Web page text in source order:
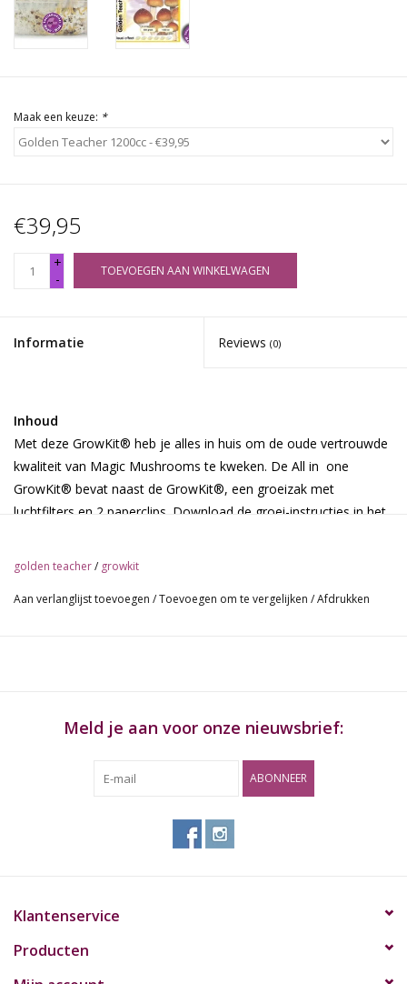
Maak een keuze: *
€39,95
+
-
TOEVOEGEN AAN WINKELWAGEN
Informatie Reviews (0)
Inhoud
Met deze GrowKit® heb je alles in huis om de oude vertrouwde
kwaliteit van Magic Mushrooms te kweken. De All in one
GrowKit® bevat naast de GrowKit®, een groeizak met
luchtfilters en 2 paperclips. Download de groei-instructies in het
Of bekijk de instructie-films op de website
100% mycelium, vermiculiet, perliet.
de koeling is de GrowKit® beperkt houdbaar.
golden teacher/ growkit
Aan verlanglijst toevoegen /Toevoegen om te vergelijken /Afdrukken
Meld je aan voor onze nieuwsbrief:
ABONNEER
Klantenservice
Producten